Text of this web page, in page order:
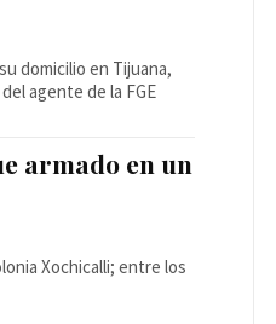
domicilio en Tijuana,
agente de la FGE
armado en un
Xochicalli; entre los